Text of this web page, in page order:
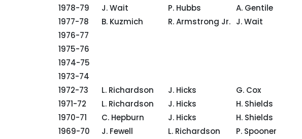
1978-79
J. Wait P. Hubbs A. Gentile
1977-78
B. Kuzmich R. Armstrong Jr. J. Wait
1976-77
1975-76
1974-75
1973-74
1972-73
L. Richardson J. Hicks G. Cox
1971-72
L. Richardson J. Hicks H. Shields
1970-71
C. Hepburn J. Hicks H. Shields
1969-70
J. Fewell L. Richardson P. Spooner